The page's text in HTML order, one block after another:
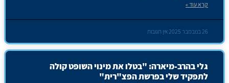
קרא עוד »
26 בנובמבר 2025 אין תגובות
גלי בהרב-מיארה: "בטלו את מינוי השופט קולה
לתפקיד שלי בפרשת הפצ"רית"